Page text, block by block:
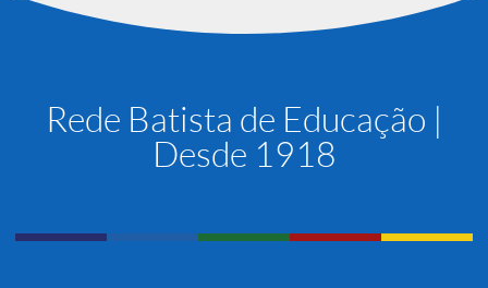
Rede Batista de Educação |
Desde 1918